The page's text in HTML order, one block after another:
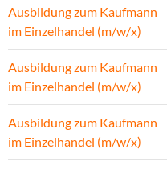
Ausbildung zum Kaufmann
im Einzelhandel (m/w/x)
Ausbildung zum Kaufmann
im Einzelhandel (m/w/x)
Ausbildung zum Kaufmann
im Einzelhandel (m/w/x)